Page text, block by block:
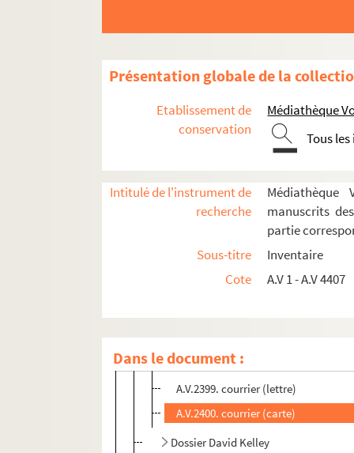
Présentation globale de la
Etablissement de
conservation
Médiathèque
Tous
Intitulé de l'instrument de
recherche
Médiathèque
manuscrits
partie
Sous-titre
Inventaire
Cote
A.V 1 - A.V 4407
Dans le document :
Boîte H1. Hallet - Hoss
Boîte H2. Houellebecq - Hureaux
Boîte J1. Jabes - Juliet
Boîte K1. Kacini - Kungrg
Dossier Mohammed Kacini
Dossier Ibrahim Kamal
Dossier Nikolai Kantchev
Dossier Kay
Dossier Patrick Kechichidian
A.V.2396. courrier (lettre)
A.V.2397. courrier (lettre)
A.V.2398. courrier (carte )
A.V.2399. courrier (lettre)
A.V.2400. courrier (carte)
Dossier David Kelley